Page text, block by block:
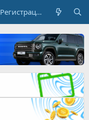
Регистрация